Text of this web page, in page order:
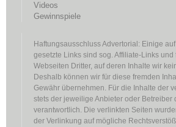
Videos
Gewinnspiele
Haftungsausschluss Advertorial: Einige
gesetzte Links sind sog. Affiliate-Links und
Webseiten Dritter, auf deren Inhalte wir
Deshalb können wir für diese fremden
Gewähr übernehmen. Für die Inhalte der
stets der jeweilige Anbieter oder Betreiber
verantwortlich. Die verlinkten Seiten
der Verlinkung auf mögliche